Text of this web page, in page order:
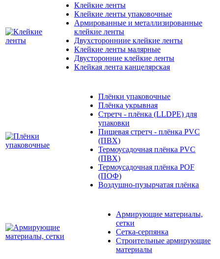
Клейкие ленты
Клейкие ленты упаковочные
Армированные и металлизированные
клейкие ленты
Двухсторонниие клейкие ленты
Клейкие ленты малярные
Двусторонние клейкие ленты
Клейкая лента канцелярская
Плёнки упаковочные
Плёнка укрывная
Стретч - плёнка (LLDPE) для
упаковки
Пищевая стретч - плёнка PVC
(ПВХ)
Термоусадочная плёнка PVC
(ПВХ)
Термоусадочная плёнка POF
(ПОФ)
Воздушно-пузырчатая плёнка
Армирующие материалы,
сетки
Сетка-серпянка
Строительные армирующие
материалы